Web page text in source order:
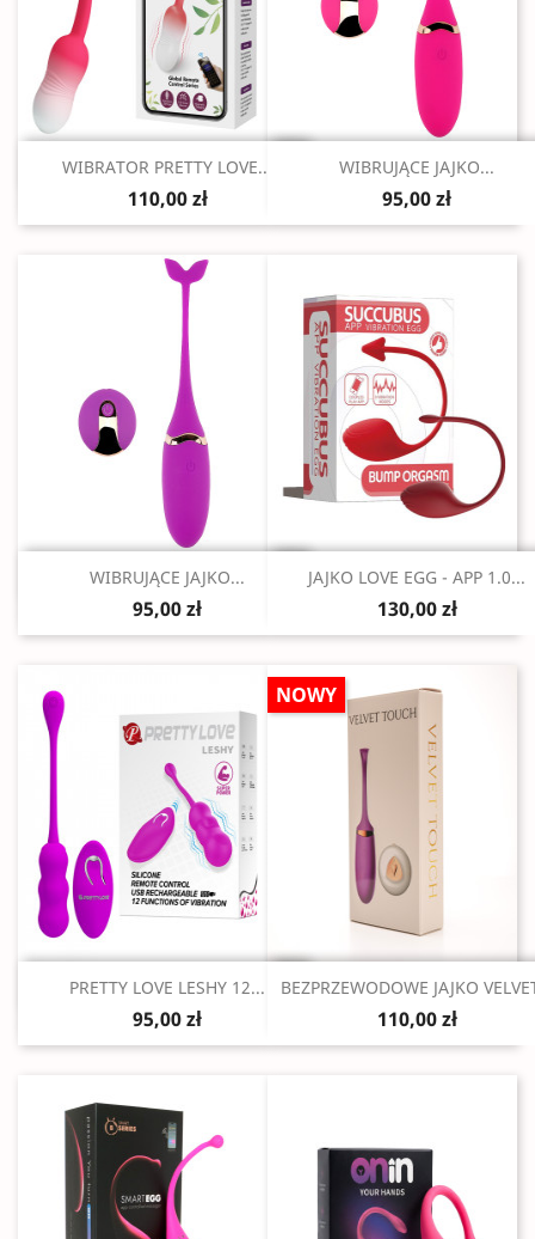
Szybki podgląd
WIBRATOR PRETTY LOVE...
110,00 zł
Szybki podgląd
WIBRUJĄCE JAJKO...
95,00 zł
Szybki podgląd
WIBRUJĄCE JAJKO...
95,00 zł
Szybki podgląd
JAJKO LOVE EGG - APP 1.0...
130,00 zł
Szybki podgląd
PRETTY LOVE LESHY 12...
95,00 zł
Szybki podgląd
BEZPRZEWODOWE JAJKO
110,00 zł
NOWY